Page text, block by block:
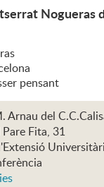
Nogueras
pensant
Arnau del
Pare Fita, 31